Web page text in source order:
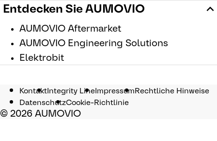
Entdecken Sie AUMOVIO
AUMOVIO Aftermarket
AUMOVIO Engineering Solutions
Elektrobit
KontaktIntegrity LineImpressumRechtliche Hinweise
DatenschutzCookie-Richtlinie
© 2026 AUMOVIO